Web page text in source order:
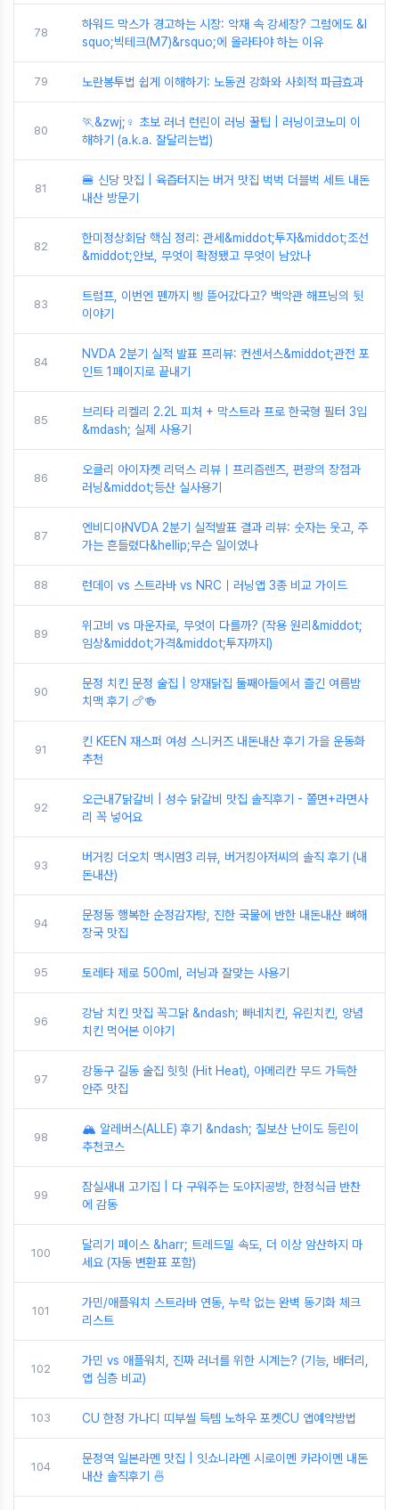
78
하워드 막스가 경고하는 시장: 악재 속 강세장? 그럼에도 &l
squo;빅테크(M7)&rsquo;에 올라타야 하는 이유
79 노란봉투법 쉽게 이해하기: 노동권 강화와 사회적 파급효과
80
🏃&zwj;♀️ 초보 러너 런린이 러닝 꿀팁 | 러닝이코노미 이
해하기 (a.k.a. 잘달리는법)
81
🍔 신당 맛집 | 육즙터지는 버거 맛집 벅벅 더블벅 세트 내돈
내산 방문기
82
한미정상회담 핵심 정리: 관세&middot;투자&middot;조선
&middot;안보, 무엇이 확정됐고 무엇이 남았나
83
트럼프, 이번엔 펜까지 삥 뜯어갔다고? 백악관 해프닝의 뒷
이야기
84
NVDA 2분기 실적 발표 프리뷰: 컨센서스&middot;관전 포
인트 1페이지로 끝내기
85
브리타 리켈리 2.2L 피처 + 막스트라 프로 한국형 필터 3입
&mdash; 실제 사용기
86
오클리 아이자켓 리덕스 리뷰｜프리즘렌즈, 편광의 장점과
러닝&middot;등산 실사용기
87
엔비디아NVDA 2분기 실적발표 결과 리뷰: 숫자는 웃고, 주
가는 흔들렸다&hellip;무슨 일이었나
88 런데이 vs 스트라바 vs NRC｜러닝앱 3종 비교 가이드
89
위고비 vs 마운자로, 무엇이 다를까? (작용 원리&middot;
임상&middot;가격&middot;투자까지)
90
문정 치킨 문정 술집 | 양재닭집 둘째아들에서 즐긴 여름밤
치맥 후기 🍗🍻
91
킨 KEEN 재스퍼 여성 스니커즈 내돈내산 후기 가을 운동화
추천
92
오근내7닭갈비 | 성수 닭갈비 맛집 솔직후기 - 쫄면+라면사
리 꼭 넣어요
93
버거킹 더오치 맥시멈3 리뷰, 버거킹아저씨의 솔직 후기 (내
돈내산)
94
문정동 행복한 순정감자탕, 진한 국물에 반한 내돈내산 뼈해
장국 맛집
95 토레타 제로 500ml, 러닝과 잘맞는 사용기
96
강남 치킨 맛집 꼭그닭 &ndash; 빠네치킨, 유린치킨, 양념
치킨 먹어본 이야기
97
강동구 길동 술집 힛힛 (Hit Heat), 아메리칸 무드 가득한
안주 맛집
98
🏔️ 알레버스(ALLE) 후기 &ndash; 칠보산 난이도 등린이
추천코스
99
잠실새내 고기집 | 다 구워주는 도야지공방, 한정식급 반찬
에 감동
100
달리기 페이스 &harr; 트레드밀 속도, 더 이상 암산하지 마
세요 (자동 변환표 포함)
101
가민/애플워치 스트라바 연동, 누락 없는 완벽 동기화 체크
리스트
102
가민 vs 애플워치, 진짜 러너를 위한 시계는? (기능, 배터리,
앱 심층 비교)
103 CU 한정 가나디 띠부씰 득템 노하우 포켓CU 앱예약방법
104
문정역 일본라멘 맛집 | 잇쇼니라멘 시로이멘 카라이멘 내돈
내산 솔직후기 🍜